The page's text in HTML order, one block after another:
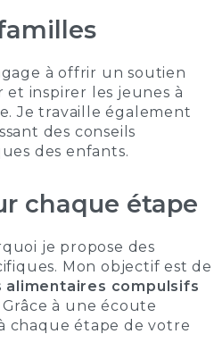
à offrir un soutien
inspirer les jeunes à
Je travaille également
des conseils
des enfants.
chaque étape
je propose des
Mon objectif est de
alimentaires compulsifs
à une écoute
chaque étape de votre